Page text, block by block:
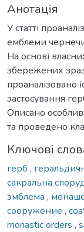
Анотація
У статті
емблеми
На основі
збережених
проаналізовано
застосування
Описано
та проведено
Ключові
герб ,
сакральна
эмблема ,
сооружение ,
monastic orders ,